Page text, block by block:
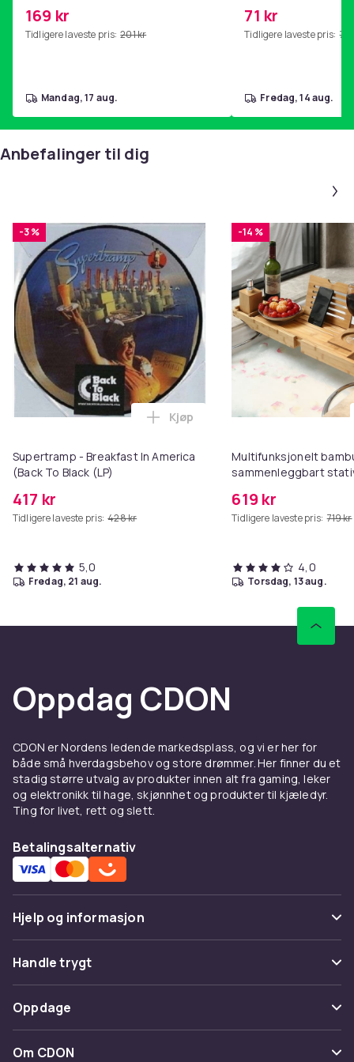
hjemmegymnastikk Pink
169 kr
Tidligere laveste pris: 201 kr
mandag, 17 aug.
71 kr
Tidligere laveste pris: 76
fredag, 14 aug.
Anbefalinger til dig
-3 %
Supertramp - Breakfast In America
(Back To Black (LP)
417 kr
Tidligere laveste pris: 428 kr
Legg Supertramp - Breakfast In
Kjøp
5,0
fredag, 21 aug.
-14 %
Multifunksjonelt
sammenleggbart
619 kr
Tidligere laveste pris: 719 kr
4,0
torsdag, 13 aug.
Oppdag CDON
CDON er Nordens ledende markedsplass, og vi er her for
både små hverdagsbehov og store drømmer. Her finner du et
stadig større utvalg av produkter innen alt fra gaming, leker
og elektronikk til hage, skjønnhet og produkter til kjæledyr.
Ting for livet, rett og slett.
Betalingsalternativ
Hjelp og informasjon
Vanlige spørsmål
Spor pakke
Angre & returner her
Kontakt oss
Handle trygt
Betaling
Levering
Oppdage
Kategorier
Om CDON